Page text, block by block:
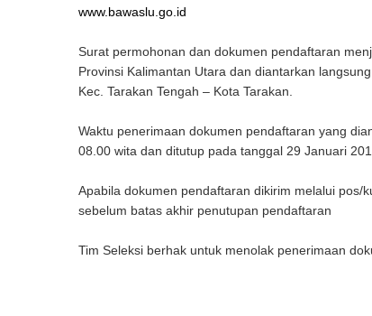
www.bawaslu.go.id
Surat permohonan dan dokumen pendaftaran
Provinsi Kalimantan Utara dan diantarkan
Kec. Tarakan Tengah – Kota Tarakan.
Waktu penerimaan dokumen pendaftaran yang
08.00 wita dan ditutup pada tanggal 29 Januari
Apabila dokumen pendaftaran dikirim melalui
sebelum batas akhir penutupan pendaftaran
Tim Seleksi berhak untuk menolak penerimaan